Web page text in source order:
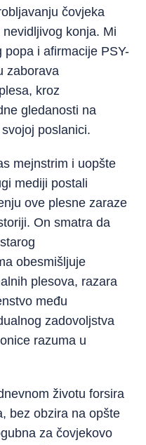
čovjeka
konja. Mi
i afirmacije PSY-
zaborava
kroz
gledanosti na
poslanici.
mejnstrim i uopšte
mediji postali
ove plesne zaraze
On smatra da
obesmišljuje
plesova, razara
među
zadovoljstva
razuma u
životu forsira
bez obzira na opšte
za čovjekovo